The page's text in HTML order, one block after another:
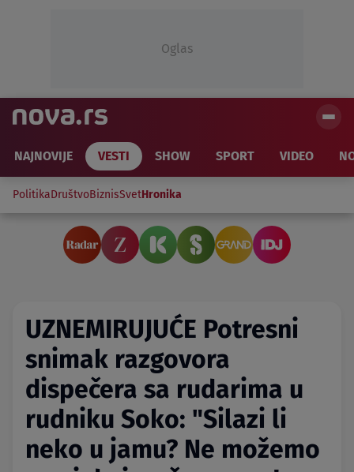
Oglas
NAJNOVIJE VESTI SHOW SPORT VIDEO
PolitikaDruštvoBiznisSvetHronika
UZNEMIRUJUĆE Potresni
snimak razgovora
dispečera sa rudarima u
rudniku Soko: "Silazi li
neko u jamu? Ne možemo